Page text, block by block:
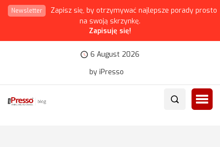
Newsletter
Zapisz się, by otrzymywać najlepsze porady prosto
na swoją skrzynkę.
Zapisuję się!
6 August 2026
by iPresso